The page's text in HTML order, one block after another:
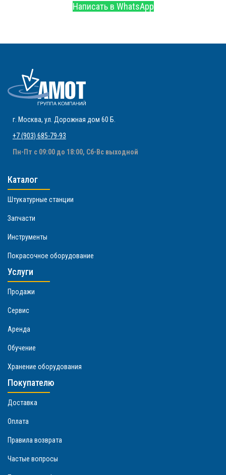
Написать в WhatsApp
г. Москва, ул. Дорожная дом 60 Б
+7 (903) 685-79-93
Пн-Пт с 09:00 до 18:00, Сб-Вс выходной
Каталог
Штукатурные станции
Запчасти
Инструменты
Покрасочное оборудование
Услуги
Продажи
Сервис
Аренда
Обучение
Хранение оборудования
Покупателю
Доставка
Оплата
Правила возврата
Частые вопросы